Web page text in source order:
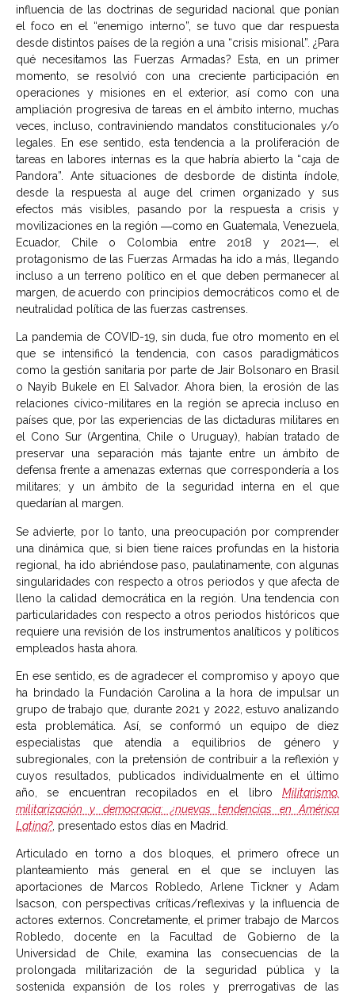
influencia de las doctrinas de seguridad nacional que ponían
el foco en el “enemigo interno”, se tuvo que dar respuesta
desde distintos países de la región a una “crisis misional”. ¿Para
qué necesitamos las Fuerzas Armadas? Esta, en un primer
momento, se resolvió con una creciente participación en
operaciones y misiones en el exterior, así como con una
ampliación progresiva de tareas en el ámbito interno, muchas
veces, incluso, contraviniendo mandatos constitucionales y/o
legales. En ese sentido, esta tendencia a la proliferación de
tareas en labores internas es la que habría abierto la “caja de
Pandora”. Ante situaciones de desborde de distinta índole,
desde la respuesta al auge del crimen organizado y sus
efectos más visibles, pasando por la respuesta a crisis y
movilizaciones en la región ―como en Guatemala, Venezuela,
Ecuador, Chile o Colombia entre 2018 y 2021―, el
protagonismo de las Fuerzas Armadas ha ido a más, llegando
incluso a un terreno político en el que deben permanecer al
margen, de acuerdo con principios democráticos como el de
neutralidad política de las fuerzas castrenses.
La pandemia de COVID-19, sin duda, fue otro momento en el
que se intensificó la tendencia, con casos paradigmáticos
como la gestión sanitaria por parte de Jair Bolsonaro en Brasil
o Nayib Bukele en El Salvador. Ahora bien, la erosión de las
relaciones cívico-militares en la región se aprecia incluso en
países que, por las experiencias de las dictaduras militares en
el Cono Sur (Argentina, Chile o Uruguay), habían tratado de
preservar una separación más tajante entre un ámbito de
defensa frente a amenazas externas que correspondería a los
militares; y un ámbito de la seguridad interna en el que
quedarían al margen.
Se advierte, por lo tanto, una preocupación por comprender
una dinámica que, si bien tiene raíces profundas en la historia
regional, ha ido abriéndose paso, paulatinamente, con algunas
singularidades con respecto a otros periodos y que afecta de
lleno la calidad democrática en la región. Una tendencia con
particularidades con respecto a otros periodos históricos que
requiere una revisión de los instrumentos analíticos y políticos
empleados hasta ahora.
En ese sentido, es de agradecer el compromiso y apoyo que
ha brindado la Fundación Carolina a la hora de impulsar un
grupo de trabajo que, durante 2021 y 2022, estuvo analizando
esta problemática. Así, se conformó un equipo de diez
especialistas que atendía a equilibrios de género y
subregionales, con la pretensión de contribuir a la reflexión y
cuyos resultados, publicados individualmente en el último
año, se encuentran recopilados en el libro Militarismo,
militarización y democracia: ¿nuevas tendencias en América
Latina?, presentado estos días en Madrid.
Articulado en torno a dos bloques, el primero ofrece un
planteamiento más general en el que se incluyen las
aportaciones de Marcos Robledo, Arlene Tickner y Adam
Isacson, con perspectivas críticas/reflexivas y la influencia de
actores externos. Concretamente, el primer trabajo de Marcos
Robledo, docente en la Facultad de Gobierno de la
Universidad de Chile, examina las consecuencias de la
prolongada militarización de la seguridad pública y la
sostenida expansión de los roles y prerrogativas de las